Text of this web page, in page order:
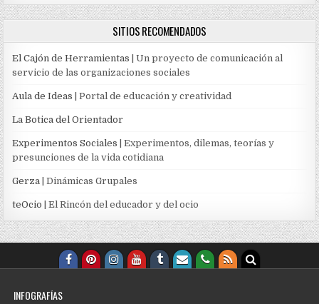
SITIOS RECOMENDADOS
El Cajón de Herramientas | Un proyecto de comunicación al
servicio de las organizaciones sociales
Aula de Ideas | Portal de educación y creatividad
La Botica del Orientador
Experimentos Sociales | Experimentos, dilemas, teorías y
presunciones de la vida cotidiana
Gerza | Dinámicas Grupales
teOcio | El Rincón del educador y del ocio
INFOGRAFÍAS